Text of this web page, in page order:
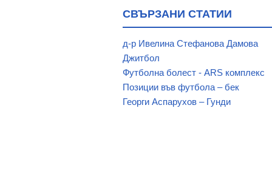
ФУТБОЛЕН КЛУБ "ТРАКИЯ" -
ФУТБОЛЕН КЛУБ "ЧЕПИНЕЦ"
ФУТБОЛЕН КЛУБ "ЧИКО"
ФУТБОЛЕН КЛУБ "ШИПКА"
ФУТБОЛЕН КЛУБ "ШИПКА 1955"
Спортен терен с. Бяга
Спортна база и сграда
СВЪРЗАНИ СТАТИИ
д-р Ивелина Стефанова Дамова
Джитбол
Футболна болест - ARS комплекс
Позиции във футбола – бек
Георги Аспарухов – Гунди